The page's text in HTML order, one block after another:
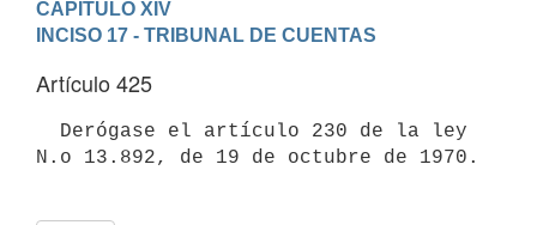
CAPITULO XIV
INCISO 17 - TRIBUNAL DE CUENTAS
Artículo 425
N.o 13.892, de 19 de octubre de 1970.